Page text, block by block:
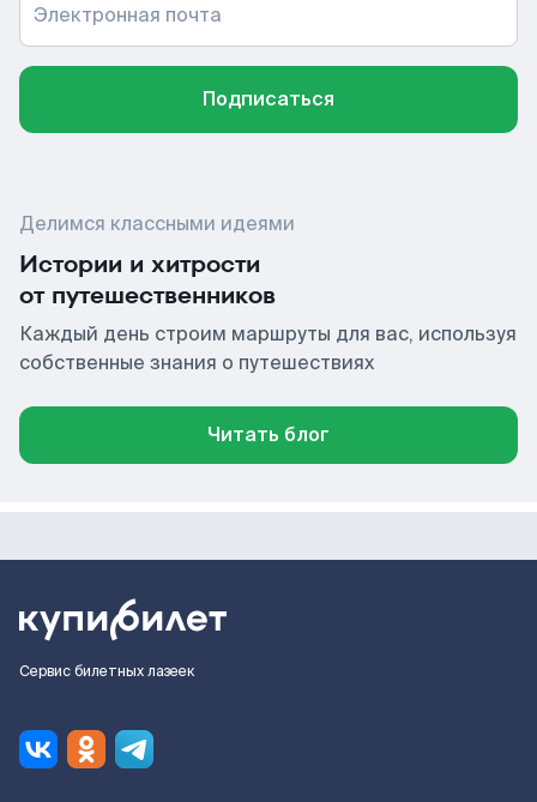
Электронная почта
Подписаться
Делимся классными идеями
Истории и хитрости
от путешественников
Каждый день строим маршруты для вас, используя
собственные знания о путешествиях
Читать блог
Сервис билетных лазеек